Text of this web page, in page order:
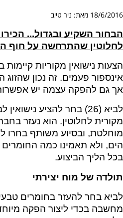
18/6/2016 מאת: ניר טייב
הבחור השקיע ובגדול...
לחלוטין שהתרחשה על חוף
הצעות נישואין מקוריות קיימות
אינספור פעמים. זה נכון שהזוג
אך גם להפקה עצמה יש אפשרות
מקורית לחלוטין. הוא נעזר
מוחלטת, ובסיוע משותף בחרו
הים, ולא תאמינו כמה החומרים
בכל הליך הביצוע.
תולדה של מוח יצירתי
לביא בחר להעזר בחומרים
מחשבה בכדי ליצור הפקה